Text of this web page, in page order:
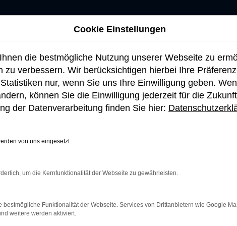
Suchmaschine?
Cookie Einstellungen
die bestmögliche Nutzung unserer Webseite zu
zu verbessern. Wir berücksichtigen hierbei Ihre
nur, wenn Sie uns Ihre Einwilligung geben.
können Sie die Einwilligung jederzeit für die
der Datenverarbeitung finden Sie hier:
von uns eingesetzt:
um die Kernfunktionalität der Webseite zu gewährleisten.
bestmögliche Funktionalität der Webseite. Services von Drittanbietern wie Google
weitere werden aktiviert.